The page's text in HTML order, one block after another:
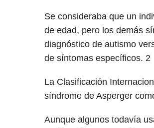
Se consideraba que un
de edad, pero los demás
diagnóstico de autismo
de síntomas específicos. 2
La Clasificación
síndrome de Asperger
Aunque algunos todavía